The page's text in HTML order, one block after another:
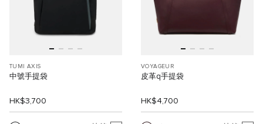
TUMI AXIS
中號手提袋
HK$3,700
VOYAGEUR
皮革q手提袋
HK$4,700